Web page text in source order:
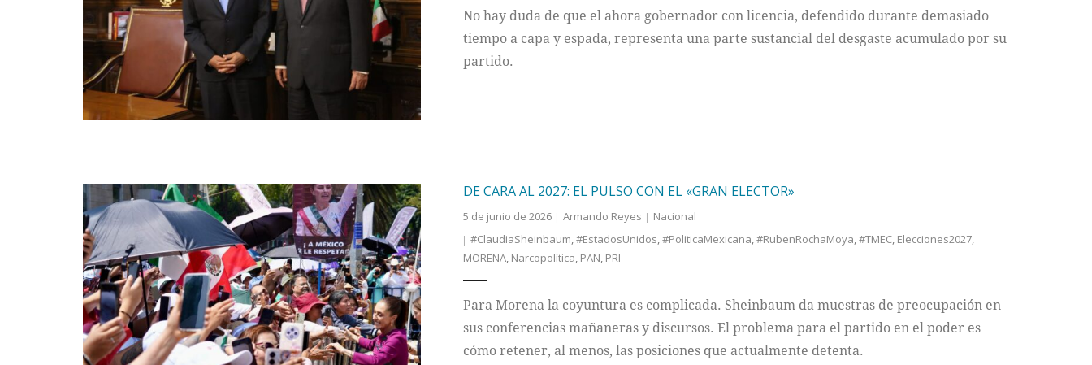
No hay duda de que el ahora gobernador con licencia, defendido durante demasiado
tiempo a capa y espada, representa una parte sustancial del desgaste acumulado por su
partido.
DE CARA AL 2027: EL PULSO CON EL «GRAN ELECTOR»
5 de junio de 2026 Armando Reyes
Nacional
#ClaudiaSheinbaum #EstadosUnidos #PoliticaMexicana #RubenRochaMoya #TMEC, Elecciones2027,
MORENA, Narcopolítica PAN PRI
Para Morena la coyuntura es complicada. Sheinbaum da muestras de preocupación en
sus conferencias mañaneras y discursos. El problema para el partido en el poder es
cómo retener, al menos, las posiciones que actualmente detenta.